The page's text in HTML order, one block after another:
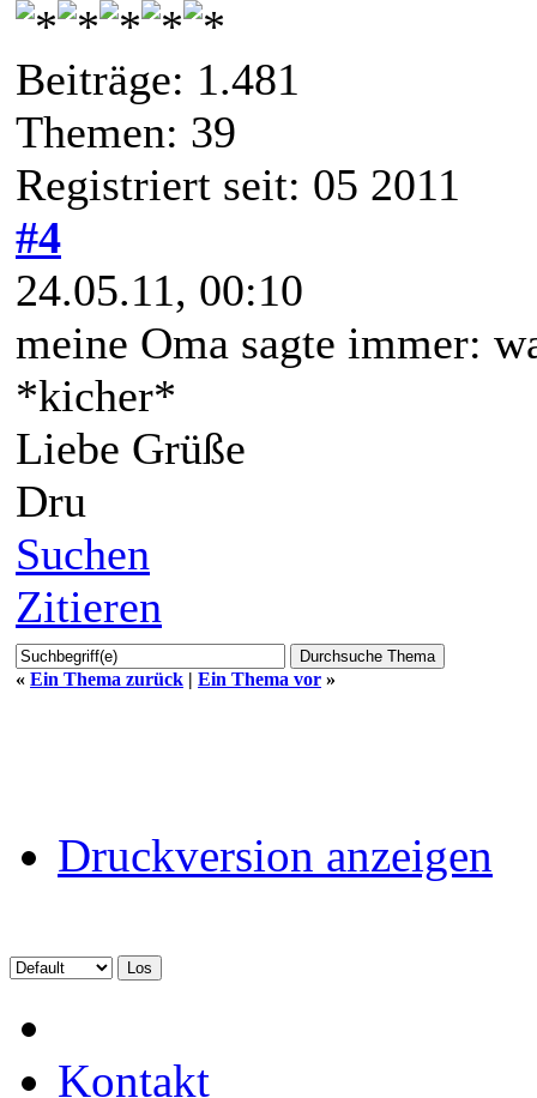
Beiträge: 1.481
Themen: 39
Registriert seit: 05 2011
#4
24.05.11, 00:10
meine Oma sagte immer:
*kicher*
Liebe Grüße
Dru
Suchen
Zitieren
« Ein Thema zurück | Ein Thema vor »
Druckversion anzeigen
Kontakt